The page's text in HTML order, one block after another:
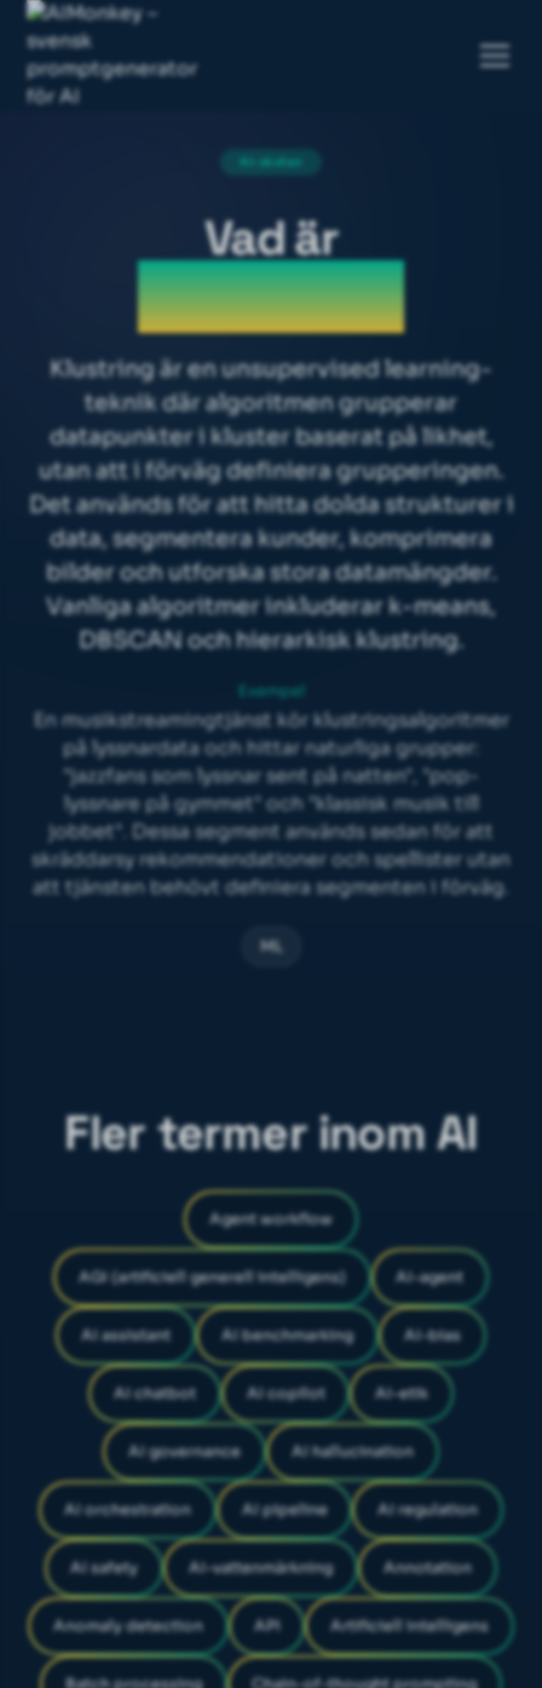
AI-skolan
Vad är
Clustering
Klustring är en unsupervised learning-
teknik där algoritmen grupperar
datapunkter i kluster baserat på likhet,
utan att i förväg definiera grupperingen.
Det används för att hitta dolda strukturer i
data, segmentera kunder, komprimera
bilder och utforska stora datamängder.
Vanliga algoritmer inkluderar k-means,
DBSCAN och hierarkisk klustring.
Exempel
En musikstreamingtjänst kör klustringsalgoritmer
på lyssnardata och hittar naturliga grupper:
"jazzfans som lyssnar sent på natten", "pop-
lyssnare på gymmet" och "klassisk musik till
jobbet". Dessa segment används sedan för att
skräddarsy rekommendationer och spellister utan
att tjänsten behövt definiera segmenten i förväg.
ML
Fler termer inom AI
Agent workflow
AGI (artificiell generell intelligens) AI-agent
AI assistant AI benchmarking AI-bias
AI chatbot AI copilot AI-etik
AI governance AI hallucination
AI orchestration AI pipeline AI regulation
AI safety AI-vattenmärkning Annotation
Anomaly detection API Artificiell intelligens
Batch processing Chain-of-thought prompting